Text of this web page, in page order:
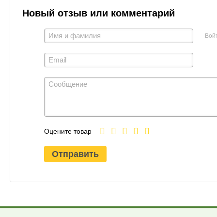
Новый отзыв или комментарий
Оцените товар
Отправить